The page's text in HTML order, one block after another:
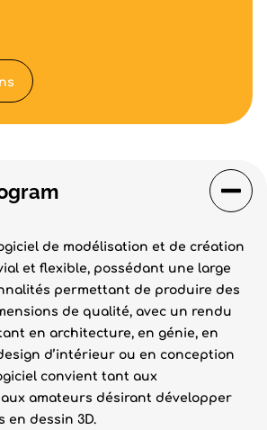
de modélisation et de création
et flexible, possédant une large
permettant de produire des
de qualité, avec un rendu
en architecture, en génie, en
d’intérieur ou en conception
convient tant aux
amateurs désirant développer
en dessin 3D.